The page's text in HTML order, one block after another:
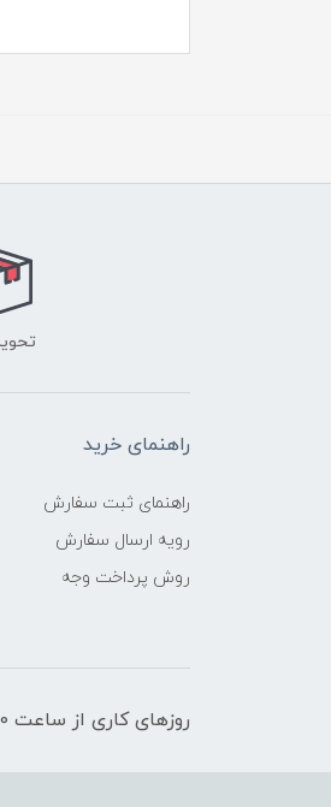
راهنمای خرید
راهنمای ثبت سفارش
رویه ارسال سفارش
روش پرداخت وجه
روزهای کاری از ساعت 10 الی 14 و 18 الی 21، پاسخگوی شما هستیم